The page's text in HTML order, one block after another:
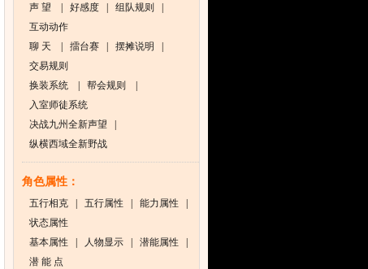
声 望 好感度 组队规则
互动动作
聊 天
擂台赛 摆摊说明
交易规则
换装系统
帮会规则
入室师徒系统
决战九州全新声望
纵横西域全新野战
角色属性：
五行相克 五行属性 能力属性
状态属性
基本属性
人物显示 潜能属性
潜 能 点